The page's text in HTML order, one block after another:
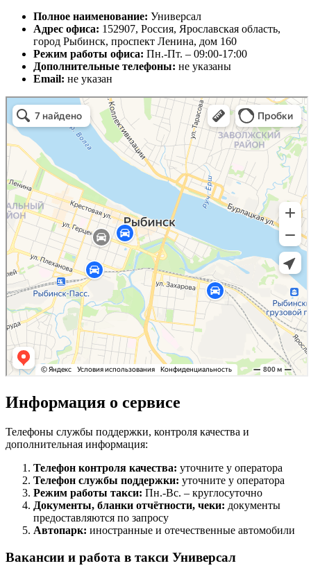
Полное наименование: Универсал
Адрес офиса: 152907, Россия, Ярославская область,
город Рыбинск, проспект Ленина, дом 160
Режим работы офиса: Пн.-Пт. – 09:00-17:00
Дополнительные телефоны: не указаны
Email: не указан
Информация о сервисе
Телефоны службы поддержки, контроля качества и
дополнительная информация:
Телефон контроля качества: уточните у оператора
Телефон службы поддержки: уточните у оператора
Режим работы такси: Пн.-Вс. – круглосуточно
Документы, бланки отчётности, чеки: документы
предоставляются по запросу
Автопарк: иностранные и отечественные автомобили
Вакансии и работа в такси Универсал